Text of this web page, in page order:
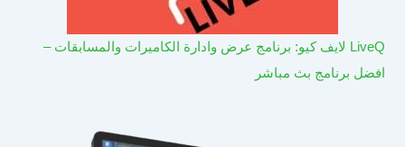
LiveQ لايف كيو: برنامج عرض وادارة الكاميرات والمسابقات –
افضل برنامج بث مباشر